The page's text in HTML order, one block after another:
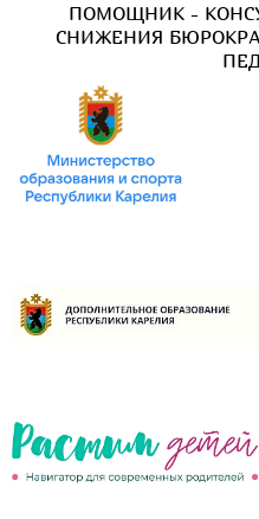
ПОМОЩНИК -
СНИЖЕНИЯ